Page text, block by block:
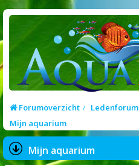
Forumoverzicht
Ledenforum
Mijn aquarium
Mijn aquarium